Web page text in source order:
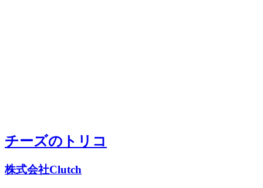
チーズのトリコ
株式会社Clutch